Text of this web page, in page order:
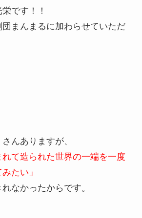
です！！
まんまるに加わらせていただ
んありますが、
れて造られた世界の一端を一度
たい」
なかったからです。